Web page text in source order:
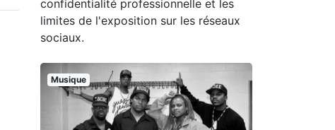
confidentialité professionnelle et les
limites de l'exposition sur les réseaux
sociaux.
Musique